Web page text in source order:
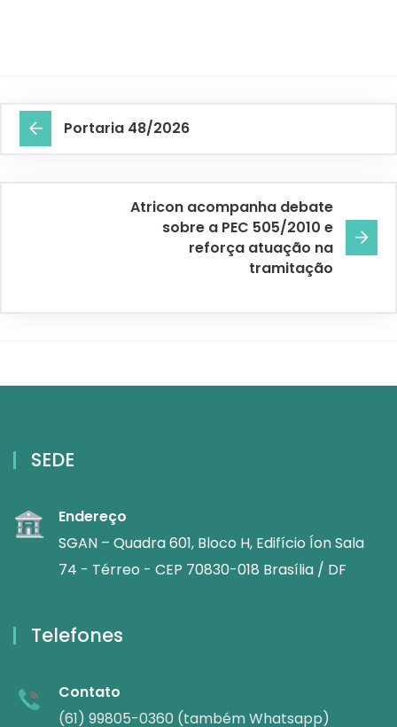
Portaria 48/2026
Atricon acompanha debate
sobre a PEC 505/2010 e
reforça atuação na
tramitação
SEDE
Endereço
SGAN – Quadra 601, Bloco H, Edifício Íon Sala
74 - Térreo - CEP 70830-018 Brasília / DF
Telefones
Contato
(61) 99805-0360 (também Whatsapp)